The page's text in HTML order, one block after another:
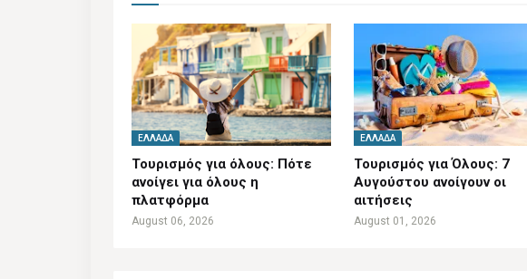
ΕΛΛΆΔΑ
Τουρισμός για όλους: Πότε
ανοίγει για όλους η
πλατφόρμα
August 06, 2026
ΕΛΛΆΔΑ
Τουρισμός για Όλους: 7
Αυγούστου ανοίγουν οι
αιτήσεις
August 01, 2026